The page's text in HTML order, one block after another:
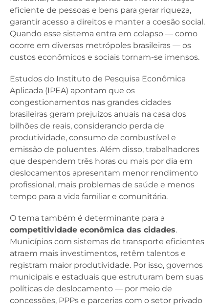
eficiente de pessoas e bens para gerar riqueza,
garantir acesso a direitos e manter a coesão social.
Quando esse sistema entra em colapso — como
ocorre em diversas metrópoles brasileiras — os
custos econômicos e sociais tornam-se imensos.
Estudos do Instituto de Pesquisa Econômica
Aplicada (IPEA) apontam que os
congestionamentos nas grandes cidades
brasileiras geram prejuízos anuais na casa dos
bilhões de reais, considerando perda de
produtividade, consumo de combustível e
emissão de poluentes. Além disso, trabalhadores
que despendem três horas ou mais por dia em
deslocamentos apresentam menor rendimento
profissional, mais problemas de saúde e menos
tempo para a vida familiar e comunitária.
O tema também é determinante para a
competitividade econômica das cidades.
Municípios com sistemas de transporte eficientes
atraem mais investimentos, retêm talentos e
registram maior produtividade. Por isso, governos
municipais e estaduais que estruturam bem suas
políticas de deslocamento — por meio de
concessões, PPPs e parcerias com o setor privado